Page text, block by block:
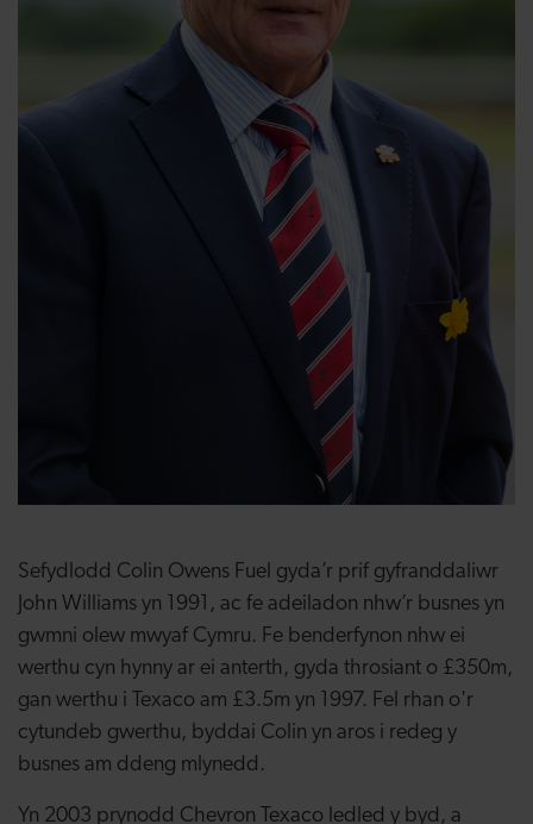
Sefydlodd Colin Owens Fuel gyda’r prif gyfranddaliwr
John Williams yn 1991, ac fe adeiladon nhw’r busnes yn
gwmni olew mwyaf Cymru. Fe benderfynon nhw ei
werthu cyn hynny ar ei anterth, gyda throsiant o £350m,
gan werthu i Texaco am £3.5m yn 1997. Fel rhan o'r
cytundeb gwerthu, byddai Colin yn aros i redeg y
busnes am ddeng mlynedd.
Yn 2003 prynodd Chevron Texaco ledled y byd, a